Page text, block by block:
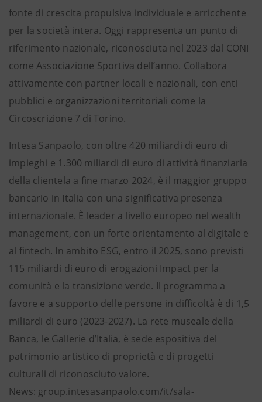
fonte di crescita propulsiva individuale e arricchente
per la società intera. Oggi rappresenta un punto di
riferimento nazionale, riconosciuta nel 2023 dal CONI
come Associazione Sportiva dell’anno. Collabora
attivamente con partner locali e nazionali, con enti
pubblici e organizzazioni territoriali come la
Circoscrizione 7 di Torino.
Intesa Sanpaolo, con oltre 420 miliardi di euro di
impieghi e 1.300 miliardi di euro di attività finanziaria
della clientela a fine marzo 2024, è il maggior gruppo
bancario in Italia con una significativa presenza
internazionale. È leader a livello europeo nel wealth
management, con un forte orientamento al digitale e
al fintech. In ambito ESG, entro il 2025, sono previsti
115 miliardi di euro di erogazioni Impact per la
comunità e la transizione verde. Il programma a
favore e a supporto delle persone in difficoltà è di 1,5
miliardi di euro (2023-2027). La rete museale della
Banca, le Gallerie d’Italia, è sede espositiva del
patrimonio artistico di proprietà e di progetti
culturali di riconosciuto valore.
News: group.intesasanpaolo.com/it/sala-